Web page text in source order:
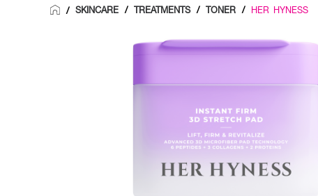
/ SKINCARE / TREATMENTS / TONER / HER HYNESS